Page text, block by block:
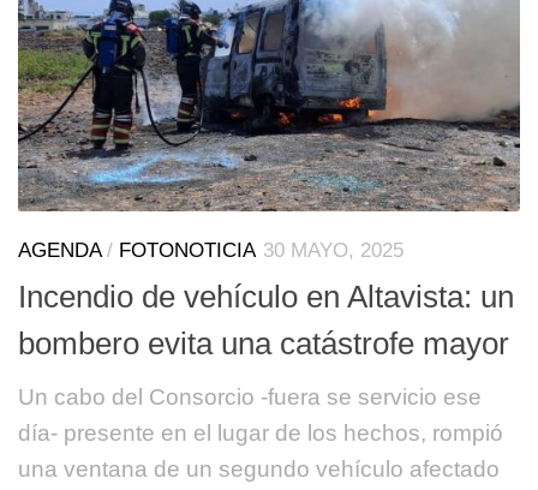
AGENDA/ FOTONOTICIA 30 MAYO, 2025
Incendio de vehículo en Altavista: un
bombero evita una catástrofe mayor
Un cabo del Consorcio -fuera se servicio ese
día- presente en el lugar de los hechos, rompió
una ventana de un segundo vehículo afectado